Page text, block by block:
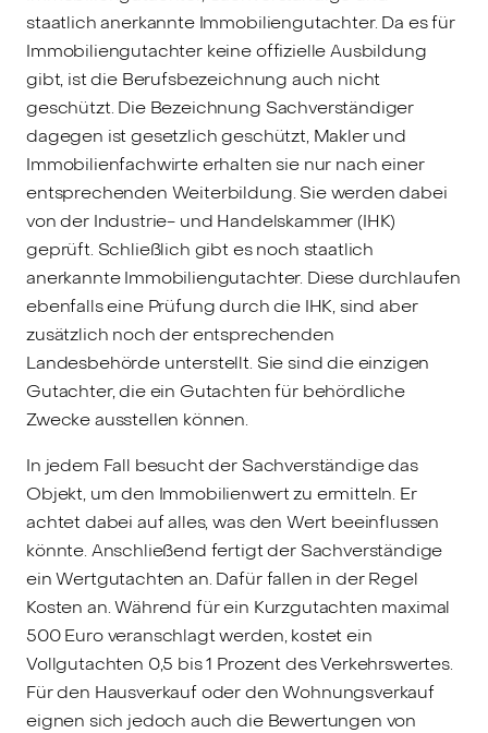
staatlich anerkannte Immobiliengutachter. Da es für
Immobiliengutachter keine offizielle Ausbildung
gibt, ist die Berufsbezeichnung auch nicht
geschützt. Die Bezeichnung Sachverständiger
dagegen ist gesetzlich geschützt, Makler und
Immobilienfachwirte erhalten sie nur nach einer
entsprechenden Weiterbildung. Sie werden dabei
von der Industrie- und Handelskammer (IHK)
geprüft. Schließlich gibt es noch staatlich
anerkannte Immobiliengutachter. Diese durchlaufen
ebenfalls eine Prüfung durch die IHK, sind aber
zusätzlich noch der entsprechenden
Landesbehörde unterstellt. Sie sind die einzigen
Gutachter, die ein Gutachten für behördliche
Zwecke ausstellen können.
In jedem Fall besucht der Sachverständige das
Objekt, um den Immobilienwert zu ermitteln. Er
achtet dabei auf alles, was den Wert beeinflussen
könnte. Anschließend fertigt der Sachverständige
ein Wertgutachten an. Dafür fallen in der Regel
Kosten an. Während für ein Kurzgutachten maximal
500 Euro veranschlagt werden, kostet ein
Vollgutachten 0,5 bis 1 Prozent des Verkehrswertes.
Für den Hausverkauf oder den Wohnungsverkauf
eignen sich jedoch auch die Bewertungen von